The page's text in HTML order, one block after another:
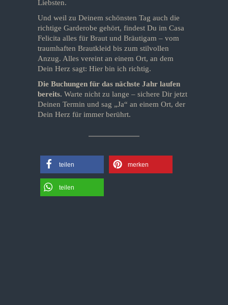
Liebsten.
Und weil zu Deinem schönsten Tag auch die
richtige Garderobe gehört, findest Du im Casa
Felicita alles für Braut und Bräutigam – vom
traumhaften Brautkleid bis zum stilvollen
Anzug. Alles vereint an einem Ort, an dem
Dein Herz sagt: Hier bin ich richtig.
Die Buchungen für das nächste Jahr laufen
bereits. Warte nicht zu lange – sichere Dir jetzt
Deinen Termin und sag „Ja“ an einem Ort, der
Dein Herz für immer berührt.
teilen merken
teilen